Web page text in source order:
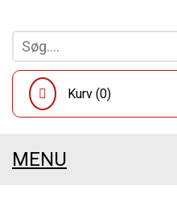
Kurv (0)
MENU